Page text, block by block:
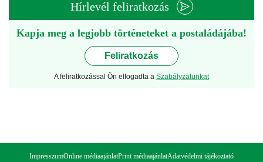
Hírlevél feliratkozás
Kapja meg a legjobb történeteket a postaládájába!
Feliratkozás
A feliratkozással Ön elfogadta a Szabályzatunkat
ImpresszumOnline médiaajánlatPrint médiaajánlatAdatvédelmi tájékoztató